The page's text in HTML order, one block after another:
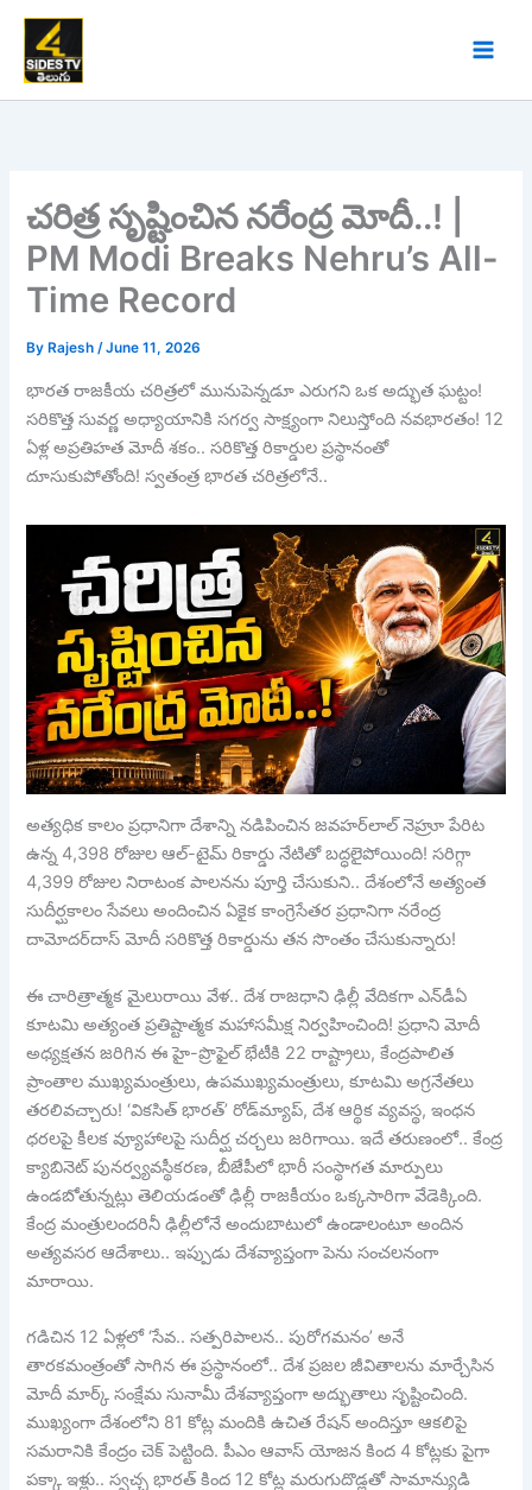
Skip
content
చరిత్ర సృష్టించిన నరేంద్ర మోదీ..! |
PM Modi Breaks Nehru’s All-
Time Record
By Rajesh/June 11, 2026
భారత రాజకీయ చరిత్రలో మునుపెన్నడూ ఎరుగని ఒక అద్భుత ఘట్టం!
సరికొత్త సువర్ణ అధ్యాయానికి సగర్వ సాక్ష్యంగా నిలుస్తోంది నవభారతం! 12
ఏళ్ల అప్రతిహత మోదీ శకం.. సరికొత్త రికార్డుల ప్రస్థానంతో
దూసుకుపోతోంది! స్వతంత్ర భారత చరిత్రలోనే..
అత్యధిక కాలం ప్రధానిగా దేశాన్ని నడిపించిన జవహర్‌లాల్ నెహ్రూ పేరిట
ఉన్న 4,398 రోజుల ఆల్-టైమ్ రికార్డు నేటితో బద్ధలైపోయింది! సరిగ్గా
4,399 రోజుల నిరాటంక పాలనను పూర్తి చేసుకుని.. దేశంలోనే అత్యంత
సుదీర్ఘకాలం సేవలు అందించిన ఏకైక కాంగ్రెసేతర ప్రధానిగా నరేంద్ర
దామోదర్‌దాస్ మోదీ సరికొత్త రికార్డును తన సొంతం చేసుకున్నారు!
ఈ చారిత్రాత్మక మైలురాయి వేళ.. దేశ రాజధాని ఢిల్లీ వేదికగా ఎన్‌డీఏ
కూటమి అత్యంత ప్రతిష్టాత్మక మహాసమీక్ష నిర్వహించింది! ప్రధాని మోదీ
అధ్యక్షతన జరిగిన ఈ హై-ప్రొఫైల్ భేటీకి 22 రాష్ట్రాలు, కేంద్రపాలిత
ప్రాంతాల ముఖ్యమంత్రులు, ఉపముఖ్యమంత్రులు, కూటమి అగ్రనేతలు
తరలివచ్చారు! ‘వికసిత్ భారత్’ రోడ్‌మ్యాప్, దేశ ఆర్థిక వ్యవస్థ, ఇంధన
ధరలపై కీలక వ్యూహాలపై సుదీర్ఘ చర్చలు జరిగాయి. ఇదే తరుణంలో.. కేంద్ర
క్యాబినెట్ పునర్వ్యవస్థీకరణ, బీజేపీలో భారీ సంస్థాగత మార్పులు
ఉండబోతున్నట్లు తెలియడంతో ఢిల్లీ రాజకీయం ఒక్కసారిగా వేడెక్కింది.
కేంద్ర మంత్రులందరినీ ఢిల్లీలోనే అందుబాటులో ఉండాలంటూ అందిన
అత్యవసర ఆదేశాలు.. ఇప్పుడు దేశవ్యాప్తంగా పెను సంచలనంగా
మారాయి.
గడిచిన 12 ఏళ్లలో ‘సేవ.. సత్పరిపాలన.. పురోగమనం’ అనే
తారకమంత్రంతో సాగిన ఈ ప్రస్థానంలో.. దేశ ప్రజల జీవితాలను మార్చేసిన
మోదీ మార్క్ సంక్షేమ సునామీ దేశవ్యాప్తంగా అద్భుతాలు సృష్టించింది.
ముఖ్యంగా దేశంలోని 81 కోట్ల మందికి ఉచిత రేషన్ అందిస్తూ ఆకలిపై
సమరానికి కేంద్రం చెక్ పెట్టింది. పీఎం ఆవాస్ యోజన కింద 4 కోట్లకు పైగా
పక్కా ఇళ్లు.. స్వచ్ఛ భారత్ కింద 12 కోట్ల మరుగుదొడ్లతో సామాన్యుడి